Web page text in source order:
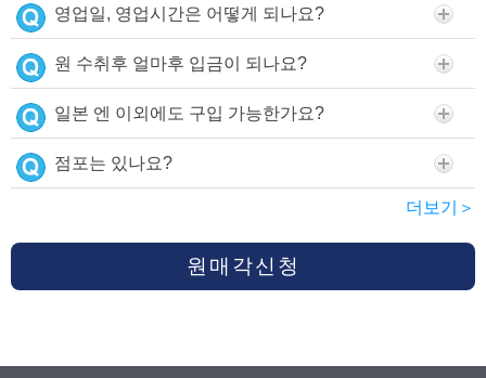
영업일, 영업시간은 어떻게 되나요?
원 수취후 얼마후 입금이 되나요?
일본 엔 이외에도 구입 가능한가요?
점포는 있나요?
더보기＞
원매각신청